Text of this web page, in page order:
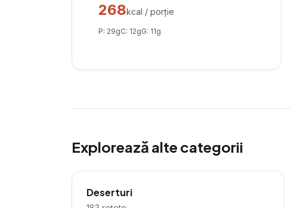
268kcal / porție
P: 29gC: 12gG: 11g
Explorează alte categorii
Deserturi